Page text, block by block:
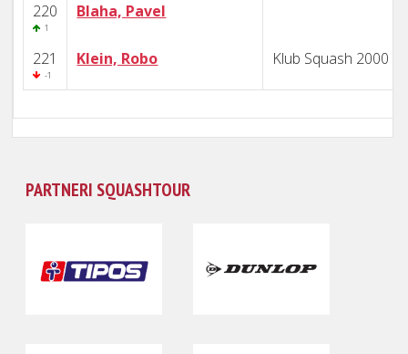
220
1
Blaha, Pavel
221
-1
Klein, Robo Klub Squash 2000
PARTNERI SQUASHTOUR